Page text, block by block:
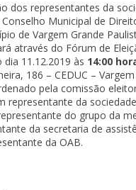
dos representantes da
Municipal de
de Vargem Grande
através do Fórum de
11.12.2019 às 14:00
186 – CEDUC –
pela comissão
representante da
do grupo da
da secretaria de
da OAB.